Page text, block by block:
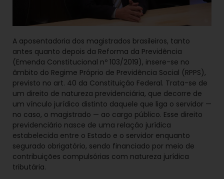
A aposentadoria dos magistrados brasileiros, tanto
antes quanto depois da Reforma da Previdência
(Emenda Constitucional nº 103/2019), insere-se no
âmbito do Regime Próprio de Previdência Social (RPPS),
previsto no art. 40 da Constituição Federal. Trata-se de
um direito de natureza previdenciária, que decorre de
um vínculo jurídico distinto daquele que liga o servidor —
no caso, o magistrado — ao cargo público. Esse direito
previdenciário nasce de uma relação jurídica
estabelecida entre o Estado e o servidor enquanto
segurado obrigatório, sendo financiado por meio de
contribuições compulsórias com natureza jurídica
tributária.